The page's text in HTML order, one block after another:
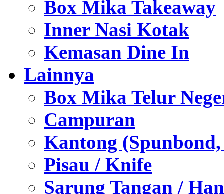
Box Mika Takeaway
Inner Nasi Kotak
Kemasan Dine In
Lainnya
Box Mika Telur
Campuran
Kantong
Pisau / Knife
Sarung Tangan /